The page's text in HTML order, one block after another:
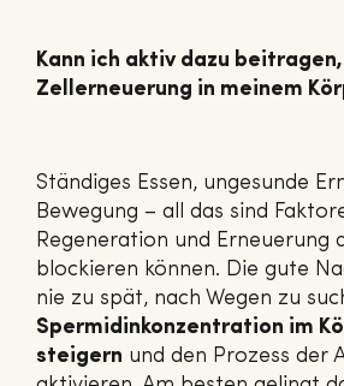
Kann ich aktiv dazu
Zellerneuerung in meinem
Ständiges Essen, ungesunde
Bewegung – all das sind
Regeneration und Erneuerung
blockieren können. Die gute
nie zu spät, nach Wegen zu
Spermidinkonzentration im
steigern und den Prozess der